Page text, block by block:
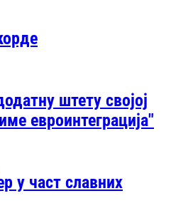
штету својој
евроинтеграција"
у част славних